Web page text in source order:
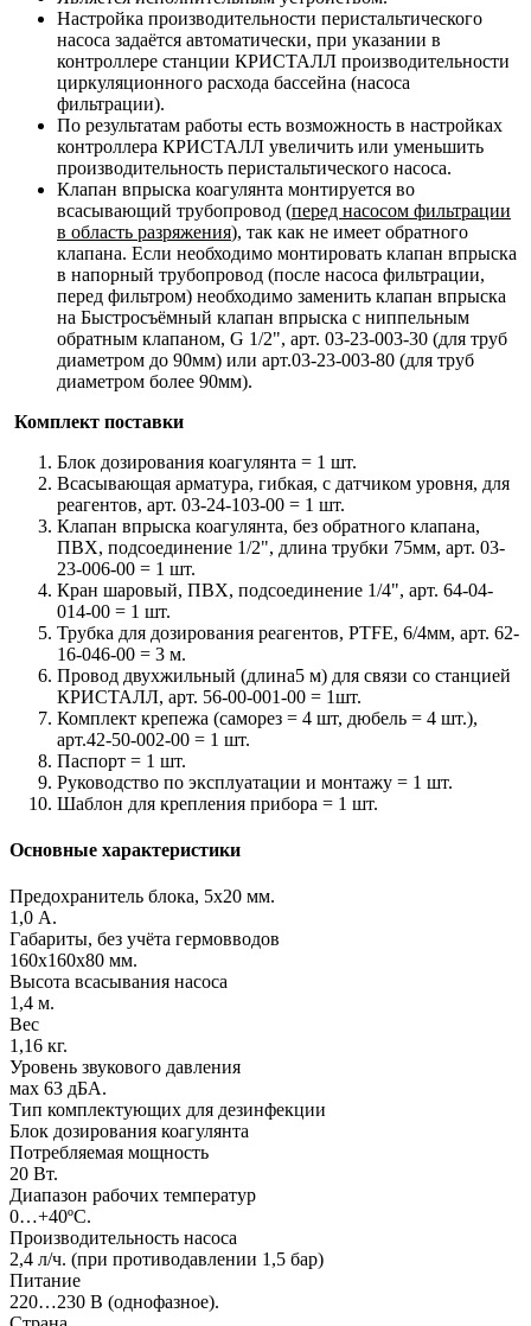
Настройка производительности перистальтического
насоса задаётся автоматически, при указании в
контроллере станции КРИСТАЛЛ производительности
циркуляционного расхода бассейна (насоса
фильтрации).
По результатам работы есть возможность в настройках
контроллера КРИСТАЛЛ увеличить или уменьшить
производительность перистальтического насоса.
Клапан впрыска коагулянта монтируется во
всасывающий трубопровод (перед насосом фильтрации
в область разряжения), так как не имеет обратного
клапана. Если необходимо монтировать клапан впрыска
в напорный трубопровод (после насоса фильтрации,
перед фильтром) необходимо заменить клапан впрыска
на Быстросъёмный клапан впрыска с ниппельным
обратным клапаном, G 1/2", арт. 03-23-003-30 (для труб
диаметром до 90мм) или арт.03-23-003-80 (для труб
диаметром более 90мм).
Комплект поставки
Блок дозирования коагулянта = 1 шт.
Всасывающая арматура, гибкая, с датчиком уровня, для
реагентов, арт. 03-24-103-00 = 1 шт.
Клапан впрыска коагулянта, без обратного клапана,
ПВХ, подсоединение 1/2", длина трубки 75мм, арт. 03-
23-006-00 = 1 шт.
Кран шаровый, ПВХ, подсоединение 1/4", арт. 64-04-
014-00 = 1 шт.
Трубка для дозирования реагентов, PTFE, 6/4мм, арт. 62-
16-046-00 = 3 м.
Провод двухжильный (длина5 м) для связи со станцией
КРИСТАЛЛ, арт. 56-00-001-00 = 1шт.
Комплект крепежа (саморез = 4 шт, дюбель = 4 шт.),
арт.42-50-002-00 = 1 шт.
Паспорт = 1 шт.
Руководство по эксплуатации и монтажу = 1 шт.
Шаблон для крепления прибора = 1 шт.
Основные характеристики
Предохранитель блока, 5х20 мм.
1,0 А.
Габариты, без учёта гермовводов
160х160х80 мм.
Высота всасывания насоса
1,4 м.
Вес
1,16 кг.
Уровень звукового давления
мах 63 дБА.
Тип комплектующих для дезинфекции
Блок дозирования коагулянта
Потребляемая мощность
20 Вт.
Диапазон рабочих температур
0…+40ºС.
Производительность насоса
2,4 л/ч. (при противодавлении 1,5 бар)
Питание
220…230 В (однофазное).